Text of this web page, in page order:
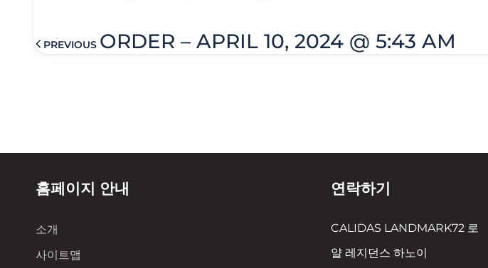
PREVIOUS ORDER – APRIL 10, 2024 @ 5:43 AM
홈페이지 안내
소개
사이트맵
연락하기
CALIDAS LANDMARK72 로
얄 레지던스 하노이